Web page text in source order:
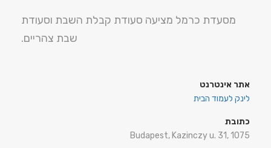
מסעדת כרמל מציעה סעודת קבלת השבת וסעודת
שבת צהריים.
אתר אינטרנט
לינק לעמוד הבית
כתובת
Budapest, Kazinczy u. 31, 1075